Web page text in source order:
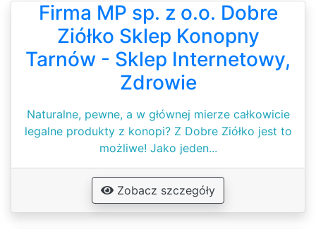
Firma MP sp. z o.o. Dobre
Ziółko Sklep Konopny
Tarnów - Sklep Internetowy,
Zdrowie
Naturalne, pewne, a w głównej mierze całkowicie
legalne produkty z konopi? Z Dobre Ziółko jest to
możliwe! Jako jeden...
Zobacz szczegóły